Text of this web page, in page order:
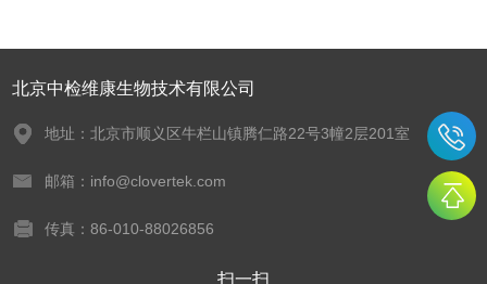
北京中检维康生物技术有限公司
地址：北京市顺义区牛栏山镇腾仁路22号3幢2层201室
邮箱：info@clovertek.com
传真：86-010-88026856
扫一扫